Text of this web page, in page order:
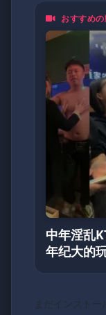
おすすめ
中年淫乱
年纪大的
まだインスト